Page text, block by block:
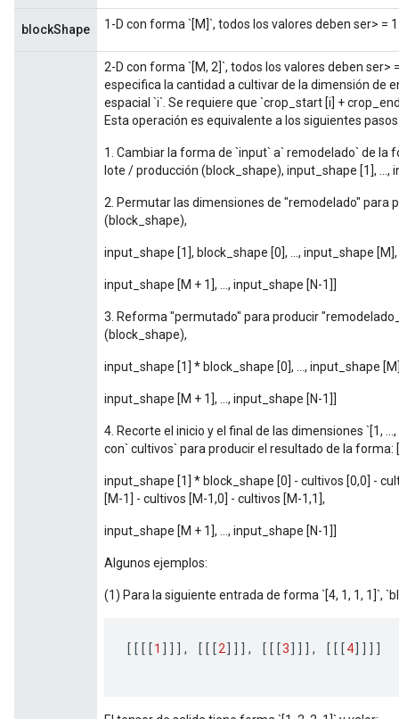
blockShape 1-D con forma `[M]`, todos los valores deben ser> =
2-D con forma `[M, 2]`, todos los valores deben ser>
especifica la cantidad a cultivar de la dimensión de
espacial `i`. Se requiere que `crop_start [i] +
Esta operación es equivalente a los siguientes
1. Cambiar la forma de `input` a` remodelado` de la
lote / producción (block_shape), input_shape [1], ...,
2. Permutar las dimensiones de "remodelado"
(block_shape),
input_shape [1], block_shape [0], ..., input_shape
input_shape [M + 1], ..., input_shape [N-1]]
3. Reforma "permutado" para producir
(block_shape),
input_shape [1] * block_shape [0], ..., input_shape
input_shape [M + 1], ..., input_shape [N-1]]
4. Recorte el inicio y el final de las dimensiones `[1,
con` cultivos` para producir el resultado de la
input_shape [1] * block_shape [0] - cultivos [0,0] -
[M-1] - cultivos [M-1,0] - cultivos [M-1,1],
input_shape [M + 1], ..., input_shape [N-1]]
Algunos ejemplos:
(1) Para la siguiente entrada de forma `[4, 1, 1, 1]`,
[[[[1 ]]], [[[2]]], [[[3]]], [[[4]]]]